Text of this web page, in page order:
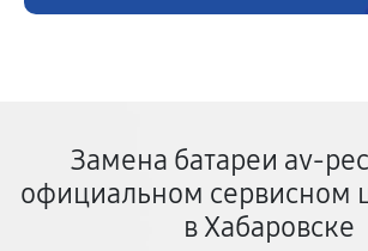
Замена батареи av-
официальном сервисном
в Хабаровске